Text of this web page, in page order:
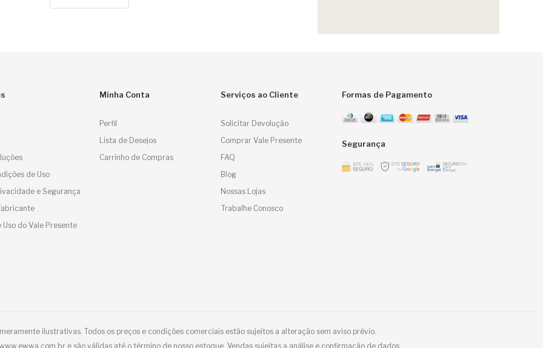
de Uso
e Segurança
Uso do Vale Presente
Minha Conta
Perfil
Lista de Desejos
Carrinho de Compras
Serviços ao Cliente
Solicitar Devolução
Comprar Vale Presente
FAQ
Blog
Nossas Lojas
Trabalhe Conosco
Formas de Pagamento
Segurança
ilustrativas. Todos os preços e condições comerciais estão sujeitos a alteração sem aviso prévio.
e são válidas até o término de nosso estoque. Vendas sujeitas a análise e confirmação de dados.